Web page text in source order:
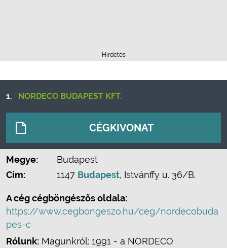
Hirdetés
1. NORDECO BUDAPEST KFT.
CÉGKIVONAT
Megye:
Budapest
Cím:
1147 Budapest, Istvánffy u. 36/B.
A cég cégböngészős oldala:
https://www.cegbongeszo.hu/ceg/nordecobuda
pes-c
Rólunk: Magunkról: 1991 - a NORDECO